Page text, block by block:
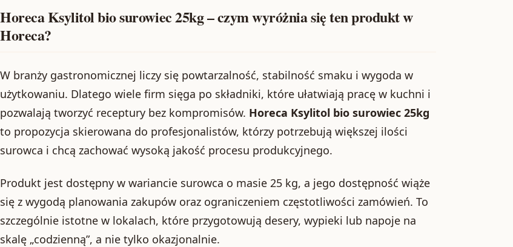
Horeca Ksylitol bio surowiec 25kg – czym wyróżnia się ten produkt w
Horeca?
W branży gastronomicznej liczy się powtarzalność, stabilność smaku i wygoda w
użytkowaniu. Dlatego wiele firm sięga po składniki, które ułatwiają pracę w kuchni i
pozwalają tworzyć receptury bez kompromisów. Horeca Ksylitol bio surowiec 25kg
to propozycja skierowana do profesjonalistów, którzy potrzebują większej ilości
surowca i chcą zachować wysoką jakość procesu produkcyjnego.
Produkt jest dostępny w wariancie surowca o masie 25 kg, a jego dostępność wiąże
się z wygodą planowania zakupów oraz ograniczeniem częstotliwości zamówień. To
szczególnie istotne w lokalach, które przygotowują desery, wypieki lub napoje na
skalę „codzienną”, a nie tylko okazjonalnie.